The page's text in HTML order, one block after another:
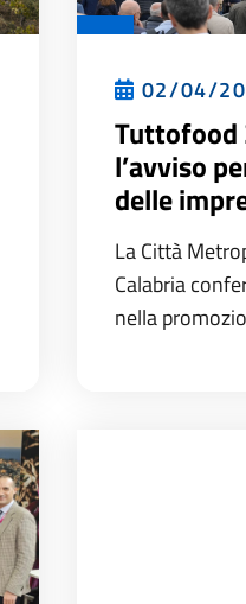
02/04/
Tuttofood
l’avviso
delle
La Città
Calabria
nella